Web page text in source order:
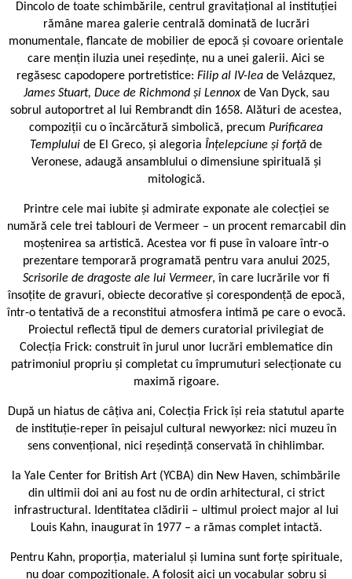
Dincolo de toate schimbările, centrul gravitațional al instituției
rămâne marea galerie centrală dominată de lucrări
monumentale, flancate de mobilier de epocă și covoare orientale
care mențin iluzia unei reședințe, nu a unei galerii. Aici se
regăsesc capodopere portretistice: Filip al IV-lea de Velázquez,
James Stuart, Duce de Richmond și Lennox de Van Dyck, sau
sobrul autoportret al lui Rembrandt din 1658. Alături de acestea,
compoziții cu o încărcătură simbolică, precum Purificarea
Templului de El Greco, și alegoria Înțelepciune și forță de
Veronese, adaugă ansamblului o dimensiune spirituală și
mitologică.
Printre cele mai iubite și admirate exponate ale colecției se
numără cele trei tablouri de Vermeer – un procent remarcabil din
moștenirea sa artistică. Acestea vor fi puse în valoare într-o
prezentare temporară programată pentru vara anului 2025,
Scrisorile de dragoste ale lui Vermeer, în care lucrările vor fi
însoțite de gravuri, obiecte decorative și corespondență de epocă,
într-o tentativă de a reconstitui atmosfera intimă pe care o evocă.
Proiectul reflectă tipul de demers curatorial privilegiat de
Colecția Frick: construit în jurul unor lucrări emblematice din
patrimoniul propriu și completat cu împrumuturi selecționate cu
maximă rigoare.
După un hiatus de câțiva ani, Colecția Frick își reia statutul aparte
de instituție-reper în peisajul cultural newyorkez: nici muzeu în
sens convențional, nici reședință conservată în chihlimbar.
la Yale Center for British Art (YCBA) din New Haven, schimbările
din ultimii doi ani au fost nu de ordin arhitectural, ci strict
infrastructural. Identitatea clădirii – ultimul proiect major al lui
Louis Kahn, inaugurat în 1977 – a rămas complet intactă.
Pentru Kahn, proporția, materialul și lumina sunt forțe spirituale,
nu doar compoziționale. A folosit aici un vocabular sobru și